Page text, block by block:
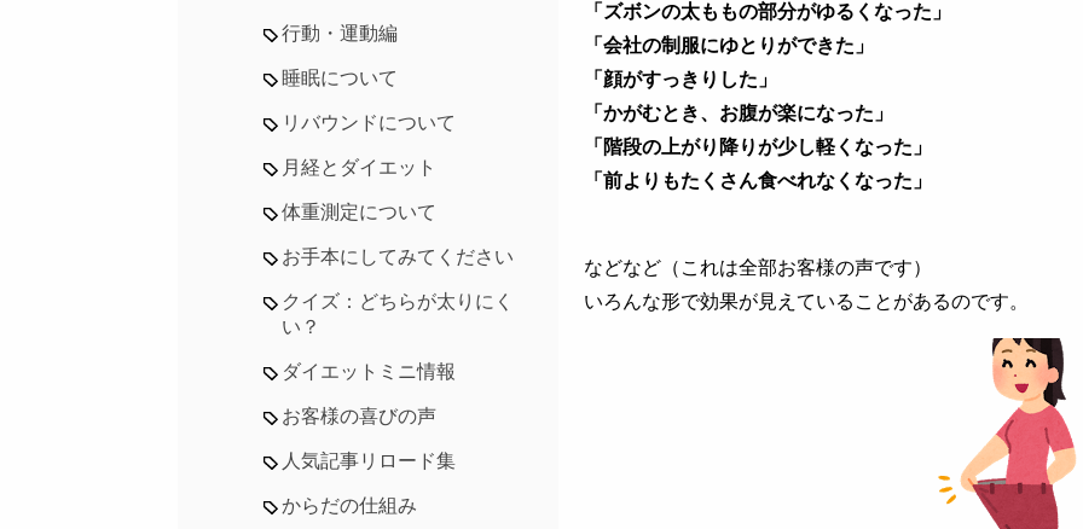
「ズボンの太ももの部分がゆるくなった」
「会社の制服にゆとりができた」
「顔がすっきりした」
「かがむとき、お腹が楽になった」
「階段の上がり降りが少し軽くなった」
「前よりもたくさん食べれなくなった」
などなど（これは全部お客様の声です）
いろんな形で効果が見えていることがあるのです。
行動・運動編
睡眠について
リバウンドについて
月経とダイエット
体重測定について
お手本にしてみてください
クイズ：どちらが太りにく
い？
ダイエットミニ情報
お客様の喜びの声
人気記事リロード集
からだの仕組み